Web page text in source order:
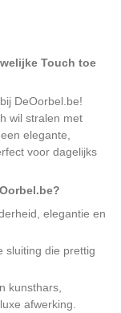
Touch toe
DeOorbel.be!
wil stralen met
elegante,
voor dagelijks
elegantie en
sluiting die prettig
kunsthars,
afwerking.